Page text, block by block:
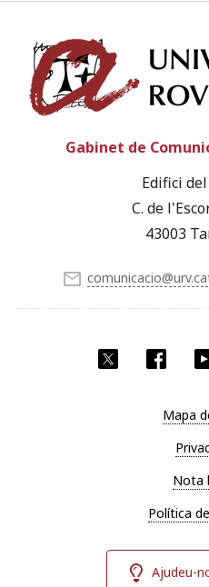
Gabinet de
Edifici
C. de
43003
Mapa
Nota
Política
Ajudeu-